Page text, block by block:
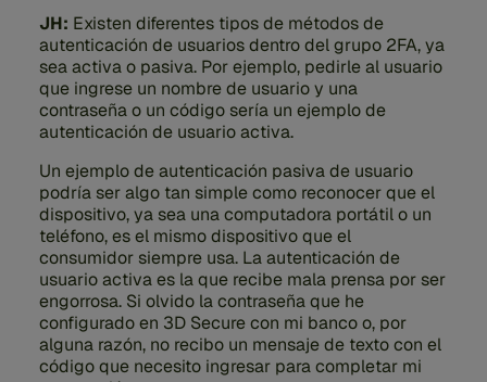
JH: Existen diferentes tipos de métodos de
autenticación de usuarios dentro del grupo 2FA, ya
sea activa o pasiva. Por ejemplo, pedirle al usuario
que ingrese un nombre de usuario y una
contraseña o un código sería un ejemplo de
autenticación de usuario activa.
Un ejemplo de autenticación pasiva de usuario
podría ser algo tan simple como reconocer que el
dispositivo, ya sea una computadora portátil o un
teléfono, es el mismo dispositivo que el
consumidor siempre usa. La autenticación de
usuario activa es la que recibe mala prensa por ser
engorrosa. Si olvido la contraseña que he
configurado en 3D Secure con mi banco o, por
alguna razón, no recibo un mensaje de texto con el
código que necesito ingresar para completar mi